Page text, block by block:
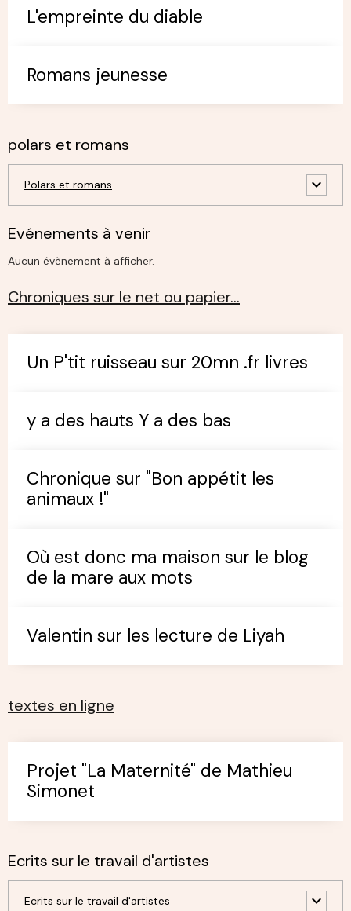
L'empreinte du diable
Romans jeunesse
polars et romans
Polars et romans
Evénements à venir
Aucun évènement à afficher.
Chroniques sur le net ou papier…
Un P'tit ruisseau sur 20mn .fr livres
y a des hauts Y a des bas
Chronique sur "Bon appétit les
animaux !"
Où est donc ma maison sur le blog
de la mare aux mots
Valentin sur les lecture de Liyah
textes en ligne
Projet "La Maternité" de Mathieu
Simonet
Ecrits sur le travail d'artistes
Ecrits sur le travail d'artistes